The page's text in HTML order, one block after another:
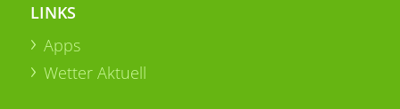
LINKS
Apps
Wetter Aktuell